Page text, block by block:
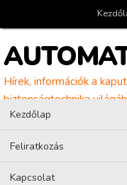
a
tartalomra
Hírek, információk a
biztonságtechnika
Kezdőlap
Feliratkozás
Kapcsolat